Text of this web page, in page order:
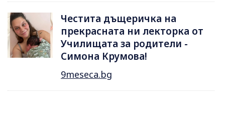
Честита дъщеричка на
прекрасната ни лекторка от
Училищата за родители -
Симона Крумова!
9meseca.bg